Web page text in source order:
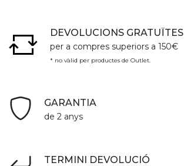
DEVOLUCIONS GRATUÏTES
per a compres superiors a 150€
* no vàlid per productes de Outlet.
GARANTIA
de 2 anys
TERMINI DEVOLUCIÓ